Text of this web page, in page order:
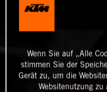
Wenn Sie auf „Alle
stimmen Sie der
Gerät zu, um die
Websitenutzung zu